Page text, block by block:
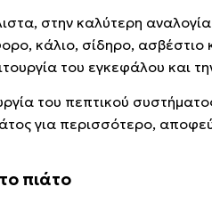
στην καλύτερη
κάλιο, σίδηρο,
του εγκεφάλου και
του πεπτικού
για περισσότερο,
πιάτο